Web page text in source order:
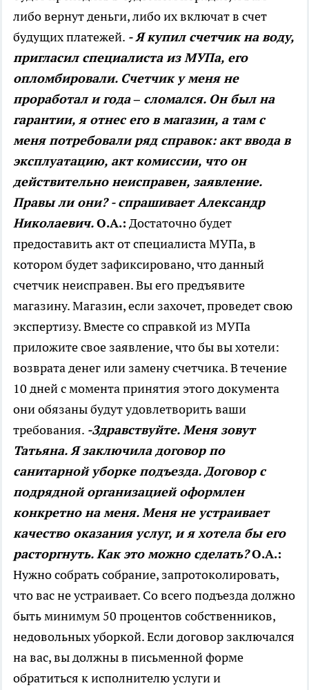
либо вернут деньги, либо их включат в счет
будущих платежей. - Я купил счетчик на воду,
пригласил специалиста из МУПа, его
опломбировали. Счетчик у меня не
проработал и года – сломался. Он был на
гарантии, я отнес его в магазин, а там с
меня потребовали ряд справок: акт ввода в
эксплуатацию, акт комиссии, что он
действительно неисправен, заявление.
Правы ли они? - спрашивает Александр
Николаевич.О.А.: Достаточно будет
предоставить акт от специалиста МУПа, в
котором будет зафиксировано, что данный
счетчик неисправен. Вы его предъявите
магазину. Магазин, если захочет, проведет свою
экспертизу. Вместе со справкой из МУПа
приложите свое заявление, что бы вы хотели:
возврата денег или замену счетчика. В течение
10 дней с момента принятия этого документа
они обязаны будут удовлетворить ваши
требования. -Здравствуйте. Меня зовут
Татьяна. Я заключила договор по
санитарной уборке подъезда. Договор с
подрядной организацией оформлен
конкретно на меня. Меня не устраивает
качество оказания услуг, и я хотела бы его
расторгнуть. Как это можно сделать?О.А.:
Нужно собрать собрание, запротоколировать,
что вас не устраивает. Со всего подъезда должно
быть минимум 50 процентов собственников,
недовольных уборкой. Если договор заключался
на вас, вы должны в письменной форме
обратиться к исполнителю услуги и